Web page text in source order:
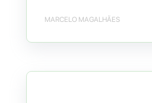
MARCELO MAGALHÃES